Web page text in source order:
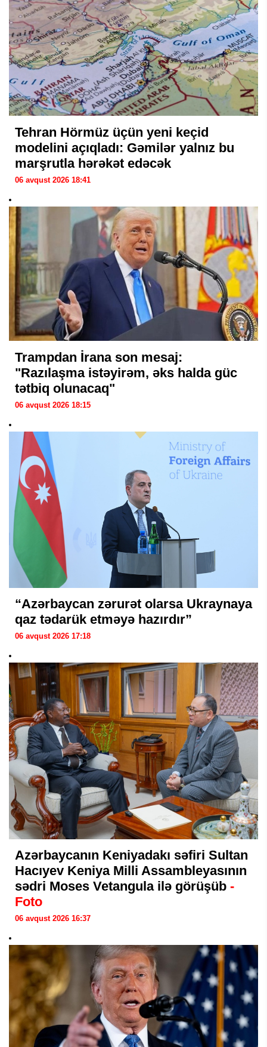
Tehran Hörmüz üçün yeni keçid
modelini açıqladı: Gəmilər yalnız bu
marşrutla hərəkət edəcək
06 avqust 2026 18:41
Trampdan İrana son mesaj:
"Razılaşma istəyirəm, əks halda güc
tətbiq olunacaq"
06 avqust 2026 18:15
“Azərbaycan zərurət olarsa Ukraynaya
qaz tədarük etməyə hazırdır”
06 avqust 2026 17:18
Azərbaycanın Keniyadakı səfiri Sultan
Hacıyev Keniya Milli Assambleyasının
sədri Moses Vetangula ilə görüşüb -
Foto
06 avqust 2026 16:37